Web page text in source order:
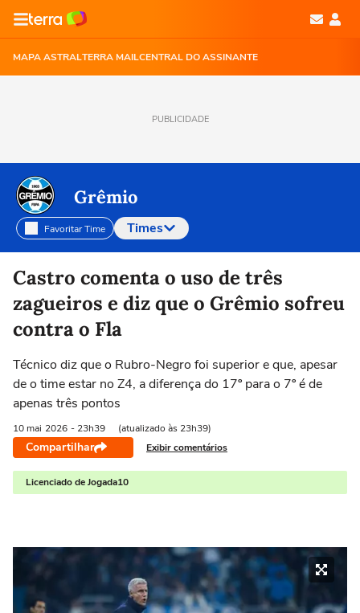
MAPA ASTRALTERRA MAILCENTRAL DO ASSINANTE
PUBLICIDADE
Grêmio
Favoritar Time Times
Selecione o time para ver as notícias
Castro comenta o uso de três
zagueiros e diz que o Grêmio sofreu
contra o Fla
Técnico diz que o Rubro-Negro foi superior e que, apesar
de o time estar no Z4, a diferença do 17º para o 7º é de
apenas três pontos
10 mai 2026 - 23h39 (atualizado às 23h39)
Compartilhar Exibir comentários
Licenciado de Jogada10